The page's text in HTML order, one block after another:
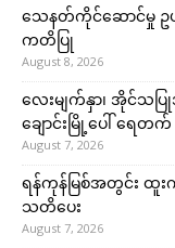
သေနတ်ကိုင်ဆောင်မှု ဥ
ကတိပြု
August 8, 2026
လေးမျက်နှာ၊ အိုင်သပ
ချောင်းမြို့ပေါ် ရေတက်
August 7, 2026
ရန်ကုန်မြစ်အတွင်း ထူ
သတိပေး
August 7, 2026